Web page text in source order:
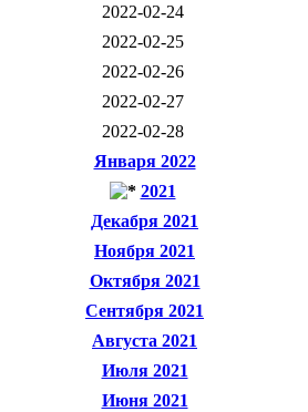
2022-02-24
2022-02-25
2022-02-26
2022-02-27
2022-02-28
Января 2022
2021
Декабря 2021
Ноября 2021
Октября 2021
Сентября 2021
Августа 2021
Июля 2021
Июня 2021